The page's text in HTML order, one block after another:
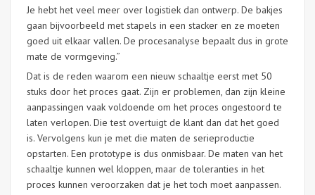
Je hebt het veel meer over logistiek dan ontwerp. De bakjes
gaan bijvoorbeeld met stapels in een stacker en ze moeten
goed uit elkaar vallen. De procesanalyse bepaalt dus in grote
mate de vormgeving.”
Dat is de reden waarom een nieuw schaaltje eerst met 50
stuks door het proces gaat. Zijn er problemen, dan zijn kleine
aanpassingen vaak voldoende om het proces ongestoord te
laten verlopen. Die test overtuigt de klant dan dat het goed
is. Vervolgens kun je met die maten de serieproductie
opstarten. Een prototype is dus onmisbaar. De maten van het
schaaltje kunnen wel kloppen, maar de toleranties in het
proces kunnen veroorzaken dat je het toch moet aanpassen.